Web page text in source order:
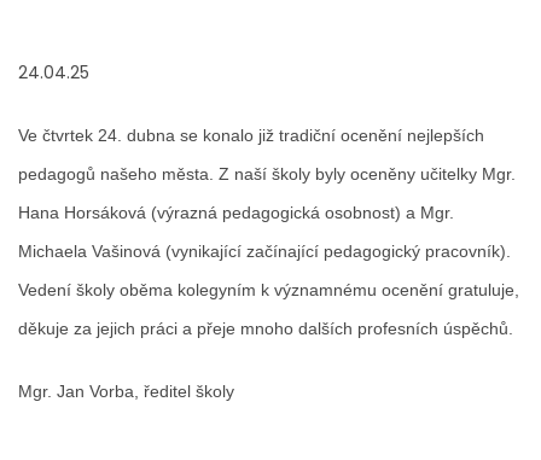
24.04.25
Ve čtvrtek 24. dubna se konalo již tradiční ocenění nejlepších
pedagogů našeho města. Z naší školy byly oceněny učitelky Mgr.
Hana Horsáková (výrazná pedagogická osobnost) a Mgr.
Michaela Vašinová (vynikající začínající pedagogický pracovník).
Vedení školy oběma kolegyním k významnému ocenění gratuluje,
děkuje za jejich práci a přeje mnoho dalších profesních úspěchů.
Mgr. Jan Vorba, ředitel školy